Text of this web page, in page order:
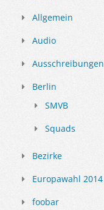
Allgemein
Audio
Ausschreibungen
Berlin
SMVB
Squads
Bezirke
Europawahl 2014
foobar